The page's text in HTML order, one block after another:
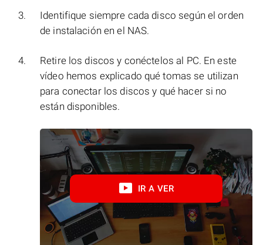
Identifique siempre cada disco según el orden
de instalación en el NAS.
Retire los discos y conéctelos al PC. En este
vídeo hemos explicado qué tomas se utilizan
para conectar los discos y qué hacer si no
están disponibles.
IR A VER